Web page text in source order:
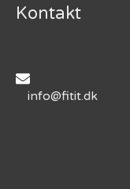
Kontakt
info@fitit.dk